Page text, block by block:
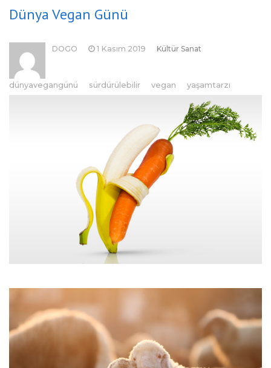
Dünya Vegan Günü
DOGO 1 Kasım 2019 Kültür Sanat
dünyavegangünü sürdürülebilir vegan yaşamtarzı